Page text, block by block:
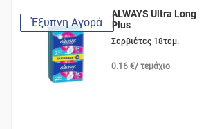
Έξυπνη Αγορά
ALWAYS Ultra Long
Plus
Σερβιέτες 18τεμ.
0.16 €/ τεμάχιο